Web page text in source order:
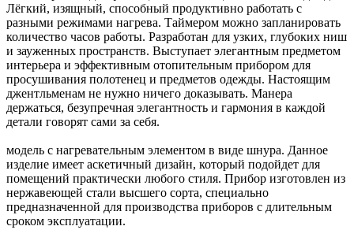
Лёгкий, изящный, способный продуктивно работать c
разными режимами нагрева. Таймером можно запланировать
количество часов работы. Разработан для узких, глубоких ниш
и зауженных пространств. Выступает элегантным предметом
интерьера и эффективным отопительным прибором для
просушивания полотенец и предметов одежды. Настоящим
джентльменам не нужно ничего доказывать. Манера
держаться, безупречная элегантность и гармония в каждой
детали говорят сами за себя.
модель с нагревательным элементом в виде шнура. Данное
изделие имеет аскетичный дизайн, который подойдет для
помещений практически любого стиля. Прибор изготовлен из
нержавеющей стали высшего сорта, специально
предназначенной для производства приборов с длительным
сроком эксплуатации.